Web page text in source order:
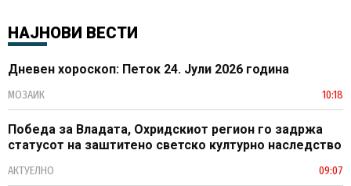
НАЈНОВИ ВЕСТИ
Дневен хороскоп: Петок 24. Јули 2026 година
МОЗАИК 10:18
Победа за Владата, Охридскиот регион го задржа
статусот на заштитено светско културно наследство
АКТУЕЛНО 09:07